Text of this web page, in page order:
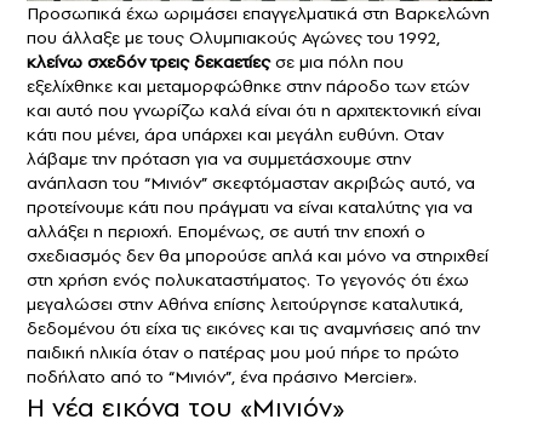
Προσωπικά έχω ωριμάσει επαγγελματικά στη Βαρκελώνη
που άλλαξε με τους Ολυμπιακούς Αγώνες του 1992,
κλείνω σχεδόν τρεις δεκαετίεςσε μια πόλη που
εξελίχθηκε και μεταμορφώθηκε στην πάροδο των ετών
και αυτό που γνωρίζω καλά είναι ότι η αρχιτεκτονική είναι
κάτι που μένει, άρα υπάρχει και μεγάλη ευθύνη. Οταν
λάβαμε την πρόταση για να συμμετάσχουμε στην
ανάπλαση του “Μινιόν” σκεφτόμασταν ακριβώς αυτό, να
προτείνουμε κάτι που πράγματι να είναι καταλύτης για να
αλλάξει η περιοχή. Επομένως, σε αυτή την εποχή ο
σχεδιασμός δεν θα μπορούσε απλά και μόνο να στηριχθεί
στη χρήση ενός πολυκαταστήματος. Το γεγονός ότι έχω
μεγαλώσει στην Αθήνα επίσης λειτούργησε καταλυτικά,
δεδομένου ότι είχα τις εικόνες και τις αναμνήσεις από την
παιδική ηλικία όταν ο πατέρας μου μού πήρε το πρώτο
ποδήλατο από το “Μινιόν”, ένα πράσινο Mercier».
Η νέα εικόνα του «Μινιόν»